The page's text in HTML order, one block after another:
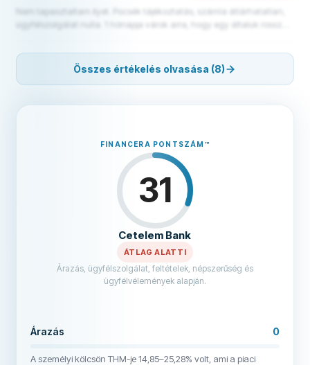
Nem tapasztaltam ilyet. Pocsék tájékoztatás, számla átlárhatatlan,
ügyfélszolgálat nulla. 1 hónapja várok arra, hogy egy általuk rosszul
nem ajánlom.
Összes értékelés olvasása (8)
FINANCERA PONTSZÁM ™
31
Cetelem Bank
ÁTLAG ALATTI
Árazás, ügyfélszolgálat, feltételek, népszerűség és
ügyfélvélemények alapján.
Árazás 0
A személyi kölcsön THM-je 14,85–25,28% volt, ami a piaci